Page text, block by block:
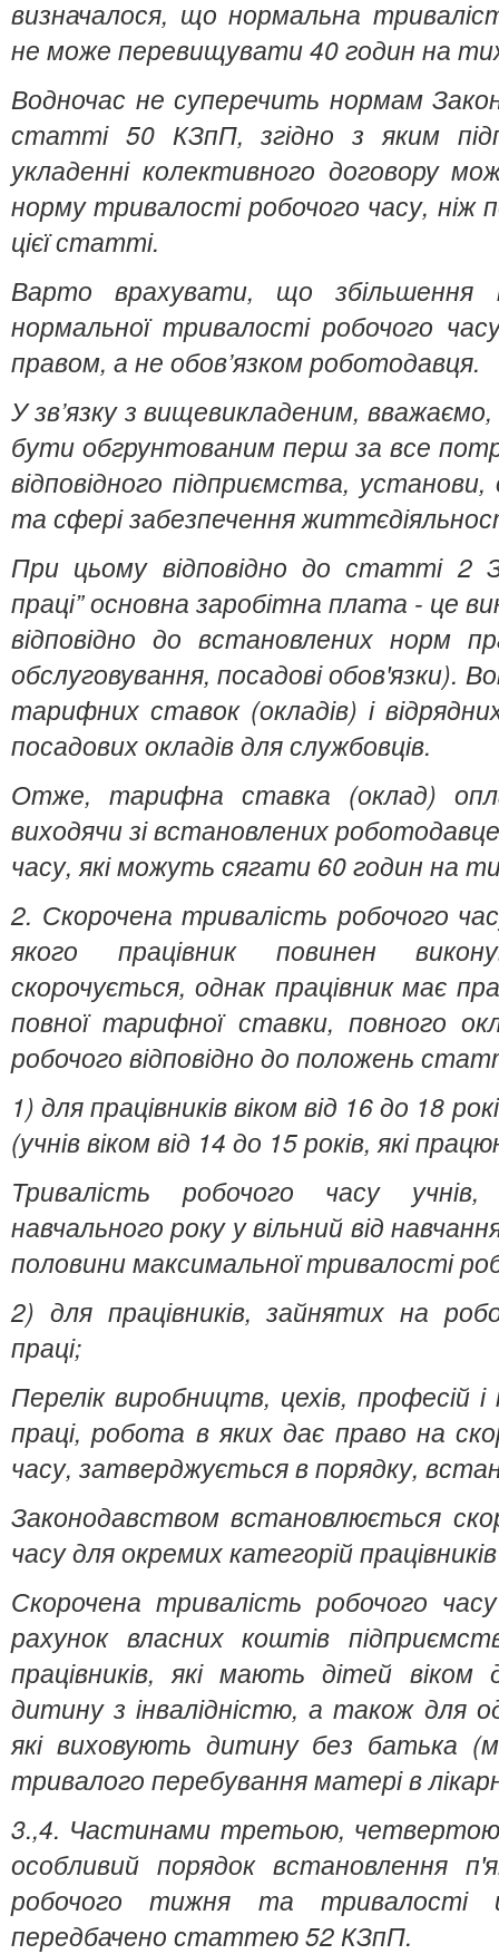
визначалося, що нормальна
не може перевищувати 40 годин на
Водночас не суперечить нормам
статті 50 КЗпП, згідно з яким
укладенні колективного договору
норму тривалості робочого часу, ніж
цієї статті.
Варто врахувати, що збільшення
нормальної тривалості робочого
правом, а не обов’язком роботодавця.
У зв’язку з вищевикладеним,
бути обгрунтованим перш за все
відповідного підприємства, установи,
та сфері забезпечення
При цьому відповідно до статті 2
праці”основна заробітна плата - це
відповідно до встановлених норм
обслуговування, посадові обов'язки).
тарифних ставок (окладів) і
посадових окладів для службовців.
Отже, тарифна ставка (оклад)
виходячи зі встановлених
часу, які можуть сягати 60 годин на
2. Скорочена тривалість робочого
якого працівник повинен
скорочується, однак працівник має
повної тарифної ставки, повного
робочого відповідно до положень
1) для працівників віком від 16 до 18
(учнів віком від 14 до 15 років, які
Тривалість робочого часу
навчального року у вільний від
половини максимальної тривалості
2) для працівників, зайнятих на
праці;
Перелік виробництв, цехів, професій
праці, робота в яких дає право на
часу, затверджується в порядку,
Законодавством встановлюється
часу для окремих категорій
Скорочена тривалість робочого
рахунок власних коштів
працівників, які мають дітей
дитину з інвалідністю, а також для
які виховують дитину без батька
тривалого перебування матері в
3.,4. Частинами третьою,
особливий порядок встановлення
робочого тижня та тривалості
передбачено статтею 52 КЗпП.